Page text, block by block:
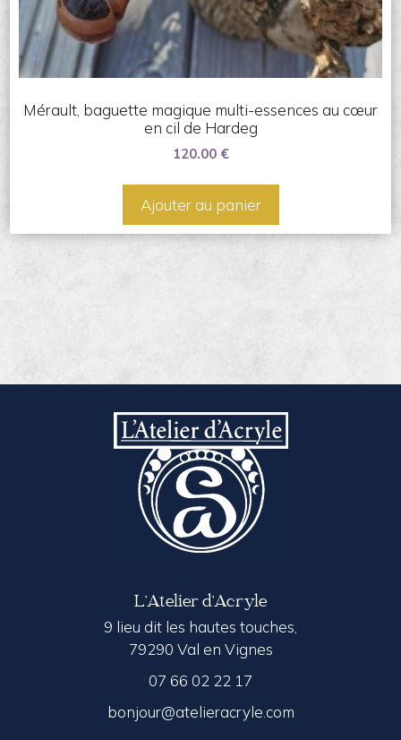
Mérault, baguette magique multi-essences au cœur
en cil de Hardeg
120.00 €
Ajouter au panier
L’Atelier d’Acryle
9 lieu dit les hautes touches,
79290 Val en Vignes
07 66 02 22 17
bonjour@atelieracryle.com